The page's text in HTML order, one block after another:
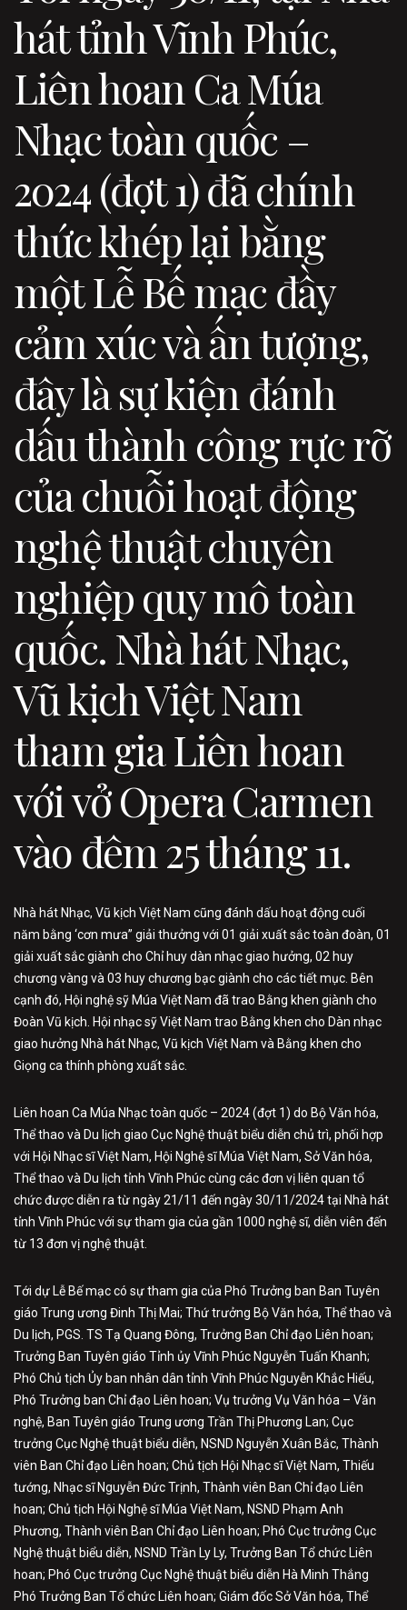
hát tỉnh Vĩnh Phúc,
Liên hoan Ca Múa
Nhạc toàn quốc –
2024 (đợt 1) đã chính
thức khép lại bằng
một Lễ Bế mạc đầy
cảm xúc và ấn tượng,
đây là sự kiện đánh
dấu thành công rực rỡ
của chuỗi hoạt động
nghệ thuật chuyên
nghiệp quy mô toàn
quốc. Nhà hát Nhạc,
Vũ kịch Việt Nam
tham gia Liên hoan
với vở Opera Carmen
vào đêm 25 tháng 11.
Nhà hát Nhạc, Vũ kịch Việt Nam cũng đánh dấu hoạt động cuối
năm bằng ‘cơn mưa” giải thưởng với 01 giải xuất sắc toàn đoàn, 01
giải xuất sắc giành cho Chỉ huy dàn nhạc giao hưởng, 02 huy
chương vàng và 03 huy chương bạc giành cho các tiết mục. Bên
cạnh đó, Hội nghệ sỹ Múa Việt Nam đã trao Bằng khen giành cho
Đoàn Vũ kịch. Hội nhạc sỹ Việt Nam trao Bằng khen cho Dàn nhạc
giao hưởng Nhà hát Nhạc, Vũ kịch Việt Nam và Bằng khen cho
Giọng ca thính phòng xuất sắc.
Liên hoan Ca Múa Nhạc toàn quốc – 2024 (đợt 1) do Bộ Văn hóa,
Thể thao và Du lịch giao Cục Nghệ thuật biểu diễn chủ trì, phối hợp
với Hội Nhạc sĩ Việt Nam, Hội Nghệ sĩ Múa Việt Nam, Sở Văn hóa,
Thể thao và Du lịch tỉnh Vĩnh Phúc cùng các đơn vị liên quan tổ
chức được diễn ra từ ngày 21/11 đến ngày 30/11/2024 tại Nhà hát
tỉnh Vĩnh Phúc với sự tham gia của gần 1000 nghệ sĩ, diễn viên đến
từ 13 đơn vị nghệ thuật.
Tới dự Lễ Bế mạc có sự tham gia của Phó Trưởng ban Ban Tuyên
giáo Trung ương Đinh Thị Mai; Thứ trưởng Bộ Văn hóa, Thể thao và
Du lịch, PGS. TS Tạ Quang Đông, Trưởng Ban Chỉ đạo Liên hoan;
Trưởng Ban Tuyên giáo Tỉnh ủy Vĩnh Phúc Nguyễn Tuấn Khanh;
Phó Chủ tịch Ủy ban nhân dân tỉnh Vĩnh Phúc Nguyễn Khắc Hiếu,
Phó Trưởng ban Chỉ đạo Liên hoan; Vụ trưởng Vụ Văn hóa – Văn
nghệ, Ban Tuyên giáo Trung ương Trần Thị Phương Lan; Cục
trưởng Cục Nghệ thuật biểu diễn, NSND Nguyễn Xuân Bắc, Thành
viên Ban Chỉ đạo Liên hoan; Chủ tịch Hội Nhạc sĩ Việt Nam, Thiếu
tướng, Nhạc sĩ Nguyễn Đức Trịnh, Thành viên Ban Chỉ đạo Liên
hoan; Chủ tịch Hội Nghệ sĩ Múa Việt Nam, NSND Phạm Anh
Phương, Thành viên Ban Chỉ đạo Liên hoan; Phó Cục trưởng Cục
Nghệ thuật biểu diễn, NSND Trần Ly Ly, Trưởng Ban Tổ chức Liên
hoan; Phó Cục trưởng Cục Nghệ thuật biểu diễn Hà Minh Thắng
Phó Trưởng Ban Tổ chức Liên hoan; Giám đốc Sở Văn hóa, Thể